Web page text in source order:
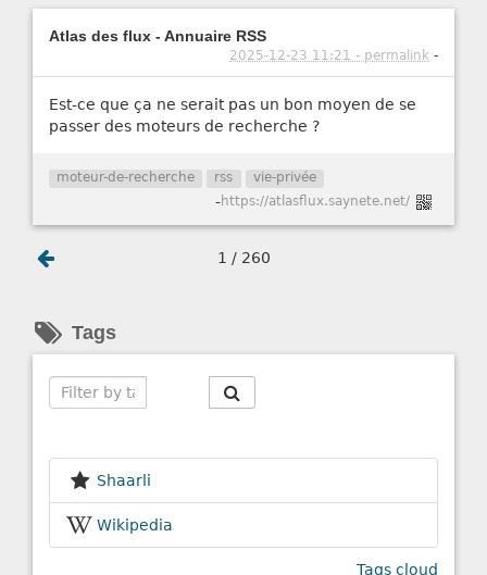
Atlas des flux - Annuaire RSS
2025-12-23 11:21 - permalink -
Est-ce que ça ne serait pas un bon moyen de se
passer des moteurs de recherche ?
moteur-de-recherche rss vie-privée
-https://atlasflux.saynete.net/
1 / 260
Tags
Shaarli
Wikipedia
Tags cloud